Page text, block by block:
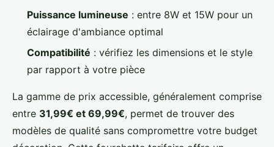
Puissance lumineuse : entre 8W et 15W pour un
éclairage d'ambiance optimal
Compatibilité : vérifiez les dimensions et le style
par rapport à votre pièce
La gamme de prix accessible, généralement comprise
entre 31,99€ et 69,99€, permet de trouver des
modèles de qualité sans compromettre votre budget